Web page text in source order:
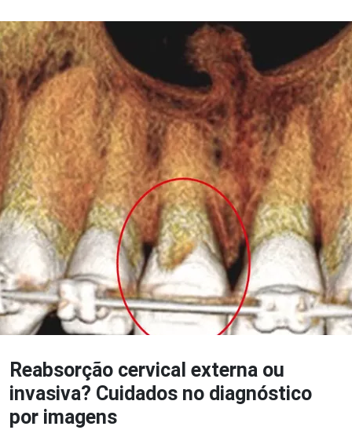
Reabsorção cervical externa ou
invasiva? Cuidados no diagnóstico
por imagens